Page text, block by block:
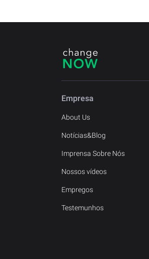
Empresa
About Us
Notícias&Blog
Imprensa Sobre Nós
Nossos vídeos
Empregos
Testemunhos